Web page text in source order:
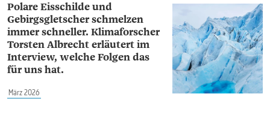
Polare Eisschilde und
Gebirgsgletscher schmelzen
immer schneller. Klimaforscher
Torsten Albrecht erläutert im
Interview, welche Folgen das
für uns hat.
März 2026